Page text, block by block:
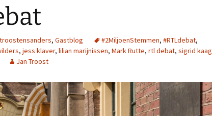
, Gastblog #2MiljoenStemmen, #RTLdebat,
, jess klaver, lilian marijnissen, Mark Rutte, rtl debat, sigrid kaag
Jan Troost